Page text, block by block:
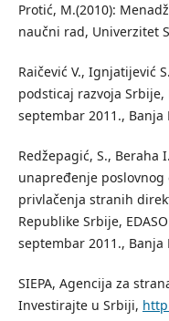
Protić, M.(2010):
naučni rad, Univerzitet
Raičević V., Ignjatijević
podsticaj razvoja Srbije,
septembar 2011., Banja
Redžepagić, S., Beraha
unapređenje
privlačenja stranih
Republike Srbije,
septembar 2011., Banja
SIEPA, Agencija za
Investirajte u Srbiji,